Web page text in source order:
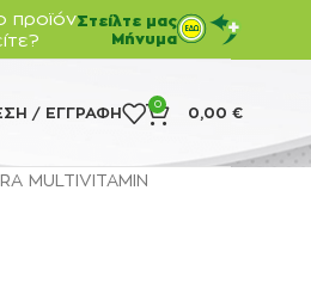
προϊόνΣτείλτε μας
Μήνυμα
/ ΕΓΓΡΑΦΉ
0
0,00 €
MULTIVITAMIN